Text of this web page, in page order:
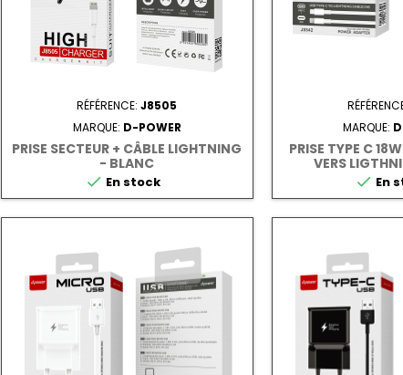
RÉFÉRENCE:J8505
MARQUE: D-POWER
PRISE SECTEUR + CÂBLE LIGHTNING
- BLANC
 En stock
MARQUE:
PRISE TYPE C
VERS
 En